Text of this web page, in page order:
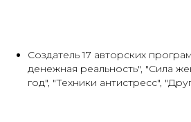
Создатель 17 авторских
денежная реальность", "Сила
год", "Техники антистресс",